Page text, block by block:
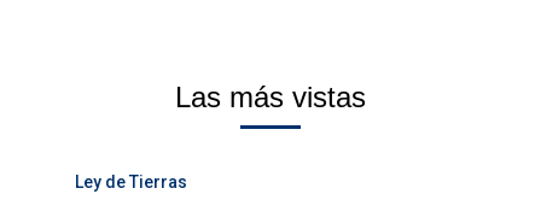
Las más vistas
Ley de Tierras